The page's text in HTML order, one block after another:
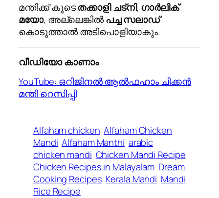
മന്തിക്ക് കൂടെതക്കാളി ചട്നി, ഗാർലിക്
മയോ, അല്ലെങ്കിൽപച്ച സലാഡ്
കൊടുത്താൽ അടിപൊളിയാകും.
വീഡിയോ കാണാം
YouTube: ഒറിജിനൽ ആൽഫഹാം ചിക്കൻ
മന്തി റെസിപ്പി
Alfaham chicken Alfaham Chicken
Mandi Alfaham Manthi arabic
chicken mandi Chicken Mandi Recipe
Chicken Recipes in Malayalam Dream
Cooking Recipes Kerala Mandi Mandi
Rice Recipe